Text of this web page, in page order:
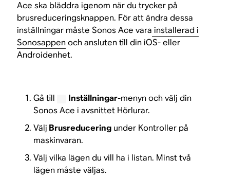
Ace ska bläddra igenom när du trycker på
brusreduceringsknappen. För att ändra dessa
inställningar måste Sonos Ace vara installerad i
Sonosappenoch ansluten till din iOS- eller
Androidenhet.
Gå till Inställningar-menyn och välj din
Sonos Ace i avsnittet Hörlurar.
Välj Brusreducering under Kontroller på
maskinvaran.
Välj vilka lägen du vill ha i listan. Minst två
lägen måste väljas.